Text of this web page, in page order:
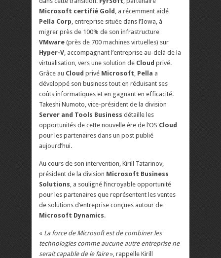
Microsoft certifié Gold
, a récemment aidé
Pella Corp , entreprise située dans l’Iowa, à
migrer près de 100% de son infrastructure
VMware (près de 700 machines virtuelles) sur
Hyper-V , accompagnant l’entreprise au-delà de la
virtualisation, vers une solution de Cloud privé.
Grâce au Cloud privé Microsoft Pella a
développé son business tout en réduisant ses
coûts informatiques et en gagnant en efficacité.
Takeshi Numoto, vice-président de la division
Server and Tools Business détaille les
opportunités de cette nouvelle ère de l’OS Cloud
pour les partenaires dans un post publié
aujourd’hui.
Au cours de son intervention, Kirill Tatarinov,
président de la division Microsoft Business
Solutions , a souligné l’incroyable opportunité
pour les partenaires que représentent les ventes
de solutions d’entreprise conçues autour de
Microsoft Dynamics.
« La force de Microsoft est de combiner les
technologies comme aucune autre entreprise ne
serait capable de le faire», rappelle Kirill